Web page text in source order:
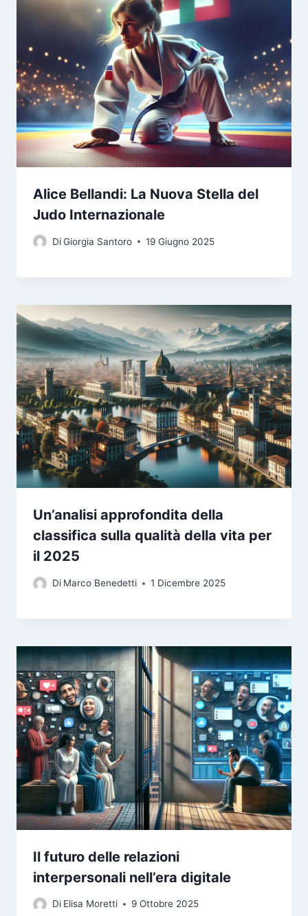
Alice Bellandi: La Nuova Stella del
Judo Internazionale
DiGiorgia Santoro 19 Giugno 2025
Un’analisi approfondita della
classifica sulla qualità della vita per
il 2025
Di Marco Benedetti 1 Dicembre 2025
Il futuro delle relazioni
interpersonali nell’era digitale
Di Elisa Moretti 9 Ottobre 2025